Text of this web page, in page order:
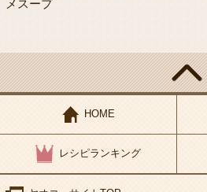
メスープ
HOME
レシピランキング